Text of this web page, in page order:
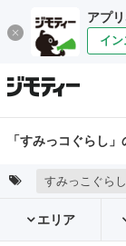
アプ
イ
「すみっコぐらし
すみっこぐらし
エリア